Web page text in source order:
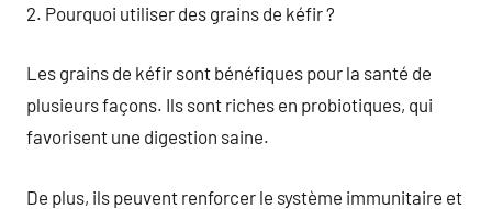
2. Pourquoi utiliser des grains de kéfir ?
Les grains de kéfir sont bénéfiques pour la santé de
plusieurs façons. Ils sont riches en probiotiques, qui
favorisent une digestion saine.
De plus, ils peuvent renforcer le système immunitaire et